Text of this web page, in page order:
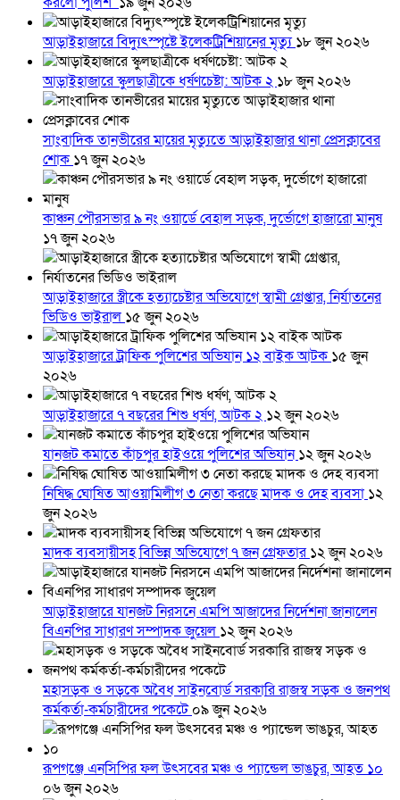
আড়াইহাজারে বিদ্যুৎস্পৃষ্টে ইলেকট্রিশিয়ানের মৃত্যু১৮ জুন ২০২৬
আড়াইহাজারে স্কুলছাত্রীকে ধর্ষণচেষ্টা: আটক ২ ১৮ জুন ২০২৬
সাংবাদিক তানভীরের মায়ের মৃত্যুতে আড়াইহাজার থানা প্রেসক্লাবের
শোক ১৭ জুন ২০২৬
কাঞ্চন পৌরসভার ৯ নং ওয়ার্ডে বেহাল সড়ক, দুর্ভোগে হাজারো মানুষ
১৭ জুন ২০২৬
আড়াইহাজারে স্ত্রীকে হত্যাচেষ্টার অভিযোগে স্বামী গ্রেপ্তার, নির্যাতনের
ভিডিও ভাইরাল ১৫ জুন ২০২৬
আড়াইহাজারে ট্রাফিক পুলিশের অভিযান ১২ বাইক আটক ১৫ জুন
২০২৬
আড়াইহাজারে ৭ বছরের শিশু ধর্ষণ, আটক ২ ১২ জুন ২০২৬
যানজট কমাতে কাঁচপুর হাইওয়ে পুলিশের অভিযান১২ জুন ২০২৬
নিষিদ্ধ ঘোষিত আওয়ামিলীগ ৩ নেতা করছে মাদক ও দেহ ব্যবসা ১২
জুন ২০২৬
মাদক ব্যবসায়ীসহ বিভিন্ন অভিযোগে ৭ জন গ্রেফতার১২ জুন ২০২৬
আড়াইহাজারে যানজট নিরসনে এমপি আজাদের নির্দেশনা জানালেন
বিএনপির সাধারণ সম্পাদক জুয়েল ১২ জুন ২০২৬
মহাসড়ক ও সড়কে অবৈধ সাইনবোর্ড সরকারি রাজস্ব সড়ক ও জনপথ
কর্মকর্তা-কর্মচারীদের পকেটে০৯ জুন ২০২৬
রূপগঞ্জে এনসিপির ফল উৎসবের মঞ্চ ও প্যান্ডেল ভাঙচুর, আহত ১০
০৬ জুন ২০২৬